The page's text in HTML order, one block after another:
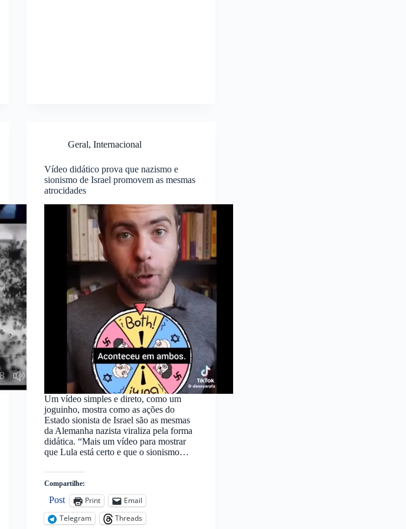
Geral, Internacional
Vídeo didático prova que nazismo e
sionismo de Israel promovem as mesmas
atrocidades
Um vídeo simples e direto, como um
joguinho, mostra como as ações do
Estado sionista de Israel são as mesmas
da Alemanha nazista viraliza pela forma
didática. “Mais um vídeo para mostrar
que Lula está certo e que o sionismo…
Compartilhe:
Post Print
Email
Telegram
Threads